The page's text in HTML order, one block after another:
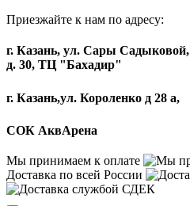
Приезжайте к нам по адресу:
г. Казань, ул. Сары Садыковой,
д. 30, ТЦ "Бахадир"
г. Казань,ул. Короленко д 28 а,
СОК АквАрена
Мы принимаем к оплате
Доставка по всей России